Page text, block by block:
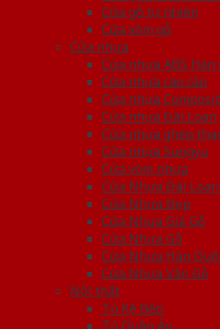
Cửa gỗ tự nhiên
Cửa vòm gỗ
Cửa nhựa
Cửa nhựa ABS Hàn
Cửa nhựa cao cấp
Cửa nhựa
Cửa nhựa Đài Loan
Cửa nhựa ghép
Cửa nhựa Sungyu
Cửa vòm nhựa
Cửa Nhựa Đài Loan
Cửa Nhựa Đẹp
Cửa Nhựa Giả Gỗ
Cửa Nhựa Gỗ
Cửa Nhựa Hàn
Cửa Nhựa Vân Gỗ
Nội thất
Tủ Kệ Bếp